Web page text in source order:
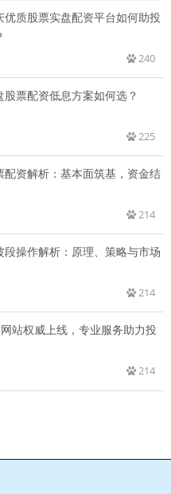
优质股票实盘配资平台如何助投
240
股票配资低息方案如何选？
225
配资解析：基本面筑基，资金结
214
段操作解析：原理、策略与市场
214
站权威上线，专业服务助力投
214